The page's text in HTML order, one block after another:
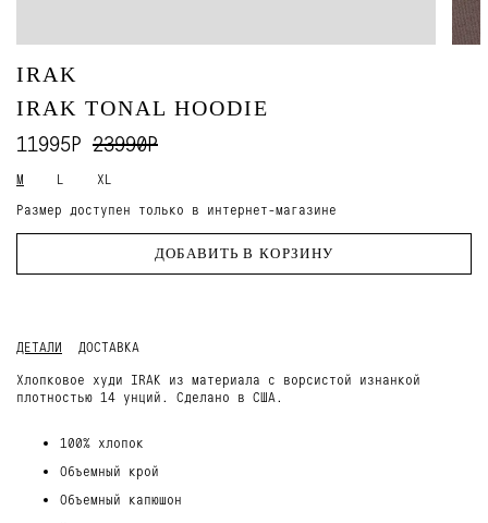
IRAK
IRAK TONAL HOODIE
11995Р 23990Р
M L
XL
Размер доступен только в интернет-магазине
ДОБАВИТЬ В КОРЗИНУ
ДЕТАЛИ
ДОСТАВКА
Хлопковое худи IRAK из материала с ворсистой изнанкой
плотностью 14 унций. Сделано в США.
100% хлопок
Объемный крой
Объемный капюшон